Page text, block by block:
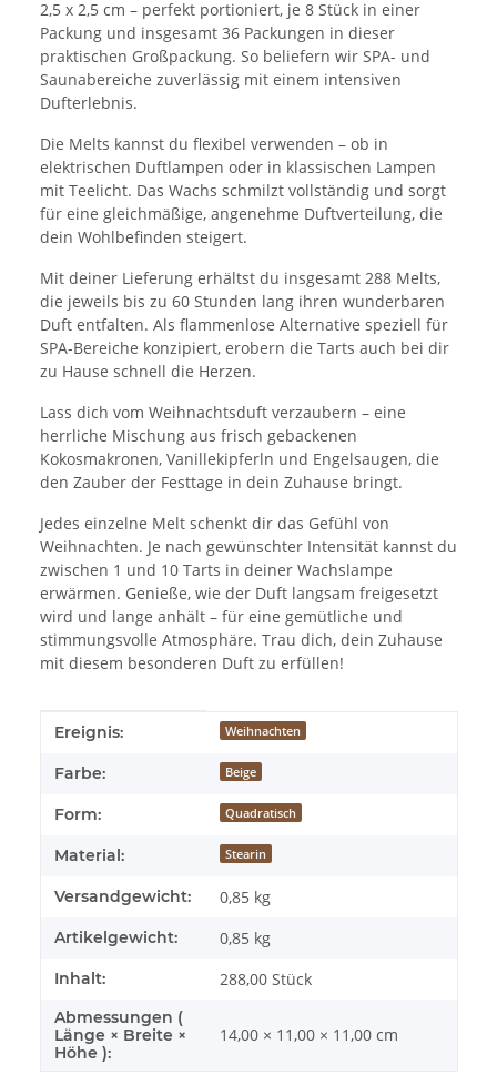
2,5 x 2,5 cm – perfekt portioniert, je 8 Stück in einer
Packung und insgesamt 36 Packungen in dieser
praktischen Großpackung. So beliefern wir SPA- und
Saunabereiche zuverlässig mit einem intensiven
Dufterlebnis.
Die Melts kannst du flexibel verwenden – ob in
elektrischen Duftlampen oder in klassischen Lampen
mit Teelicht. Das Wachs schmilzt vollständig und sorgt
für eine gleichmäßige, angenehme Duftverteilung, die
dein Wohlbefinden steigert.
Mit deiner Lieferung erhältst du insgesamt 288 Melts,
die jeweils bis zu 60 Stunden lang ihren wunderbaren
Duft entfalten. Als flammenlose Alternative speziell für
SPA-Bereiche konzipiert, erobern die Tarts auch bei dir
zu Hause schnell die Herzen.
Lass dich vom Weihnachtsduft verzaubern – eine
herrliche Mischung aus frisch gebackenen
Kokosmakronen, Vanillekipferln und Engelsaugen, die
den Zauber der Festtage in dein Zuhause bringt.
Jedes einzelne Melt schenkt dir das Gefühl von
Weihnachten. Je nach gewünschter Intensität kannst du
zwischen 1 und 10 Tarts in deiner Wachslampe
erwärmen. Genieße, wie der Duft langsam freigesetzt
wird und lange anhält – für eine gemütliche und
stimmungsvolle Atmosphäre. Trau dich, dein Zuhause
mit diesem besonderen Duft zu erfüllen!
Produkteigenschaft
Wert
Ereignis: Weihnachten
Farbe: Beige
Form: Quadratisch
Material: Stearin
Versandgewicht: 0,85 kg
Artikelgewicht: 0,85 kg
Inhalt: 288,00 Stück
Abmessungen (
Länge × Breite ×
Höhe ):
14,00 × 11,00 × 11,00 cm